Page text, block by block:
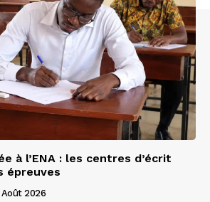
à l’ENA : les centres d’écrit
épreuves
Août 2026